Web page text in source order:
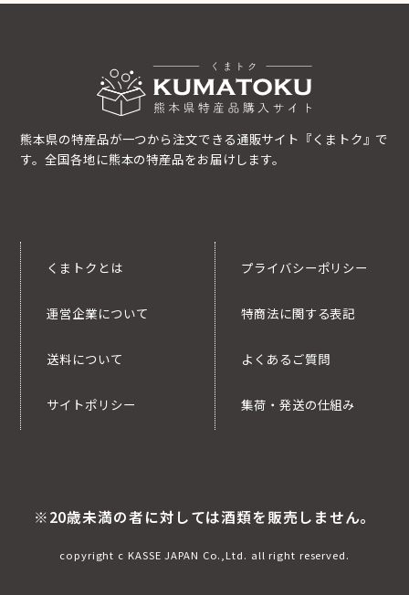
熊本県の特産品が一つから注文できる通販サイト『くまトク』で
す。全国各地に熊本の特産品をお届けします。
くまトクとは
運営企業について
送料について
サイトポリシー
プライバシーポリシー
特商法に関する表記
よくあるご質問
集荷・発送の仕組み
※20歳未満の者に対しては酒類を販売しません。
copyright c KASSE JAPAN Co.,Ltd. all right reserved.